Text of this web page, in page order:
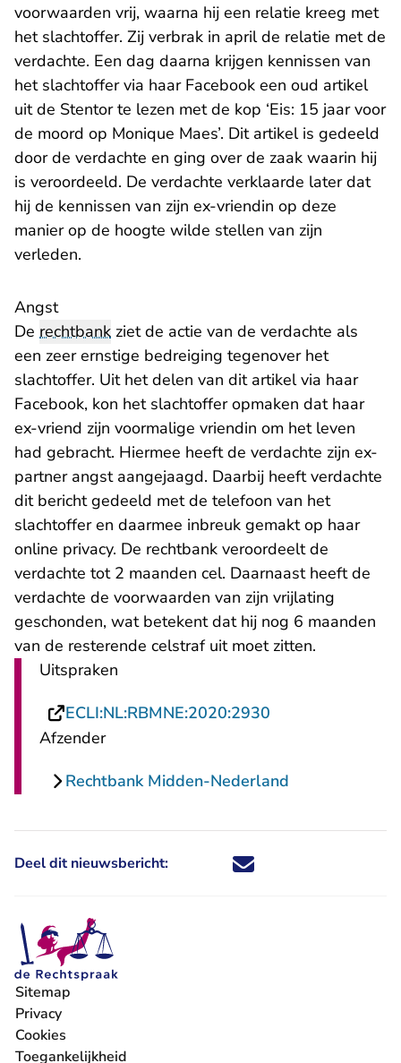
voorwaarden vrij, waarna hij een relatie kreeg met
het slachtoffer. Zij verbrak in april de relatie met de
verdachte. Een dag daarna krijgen kennissen van
het slachtoffer via haar Facebook een oud artikel
uit de Stentor te lezen met de kop ‘Eis: 15 jaar voor
de moord op Monique Maes’. Dit artikel is gedeeld
door de verdachte en ging over de zaak waarin hij
is veroordeeld. De verdachte verklaarde later dat
hij de kennissen van zijn ex-vriendin op deze
manier op de hoogte wilde stellen van zijn
verleden.
Angst
De rechtbank ziet de actie van de verdachte als
een zeer ernstige bedreiging tegenover het
slachtoffer. Uit het delen van dit artikel via haar
Facebook, kon het slachtoffer opmaken dat haar
ex-vriend zijn voormalige vriendin om het leven
had gebracht. Hiermee heeft de verdachte zijn ex-
partner angst aangejaagd. Daarbij heeft verdachte
dit bericht gedeeld met de telefoon van het
slachtoffer en daarmee inbreuk gemakt op haar
online privacy. De rechtbank veroordeelt de
verdachte tot 2 maanden cel. Daarnaast heeft de
verdachte de voorwaarden van zijn vrijlating
geschonden, wat betekent dat hij nog 6 maanden
van de resterende celstraf uit moet zitten.
Uitspraken
ECLI:NL:RBMNE:2020:2930
Afzender
Rechtbank Midden-Nederland
Deel dit nieuwsbericht: Deel dit nieuwsbericht via X -
Deel dit nieuwsbericht via
Deel dit nieuwsbericht
Deel dit
Sitemap
Privacy
Cookies
Toegankelijkheid